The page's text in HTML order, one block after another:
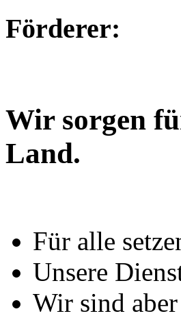
Förderer:
Wir sorgen
Land.
Für alle
Unsere
Wir sind